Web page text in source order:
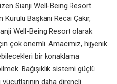
Sianji Well-Being Resort
Başkanı Recai Çakır,
Well-Being Resort olarak
çok önemli. Amacımız, hijyenik
bir konaklama
Bağışıklık sistemi güçlü
daha dirençli